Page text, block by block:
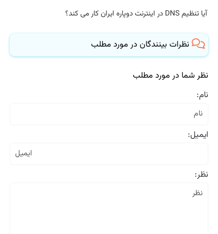
آیا تنظیم DNS در اینترنت دوپاره ایران کار می کند؟
نظرات بینندگان در مورد مطلب
نظر شما در مورد مطلب
نام:
ایمیل:
نظر: